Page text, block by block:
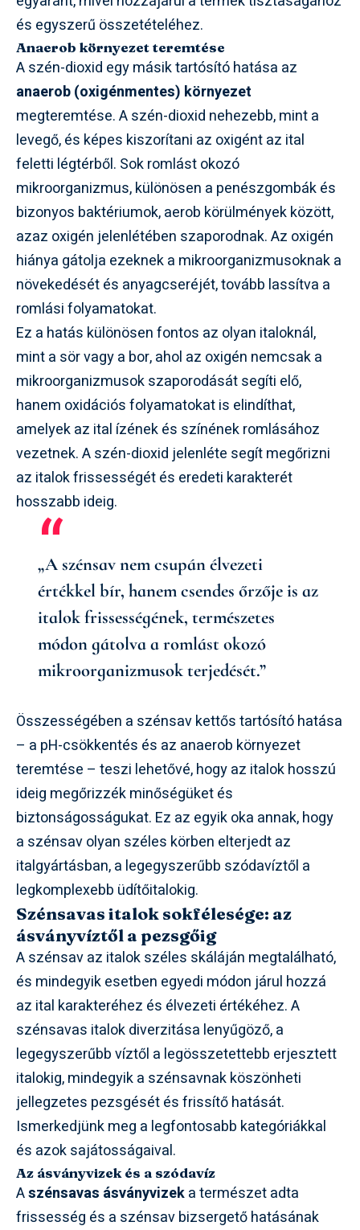
és egyszerű összetételéhez.
Anaerob környezet teremtése
A szén-dioxid egy másik tartósító hatása az
anaerob (oxigénmentes) környezet
megteremtése. A szén-dioxid nehezebb, mint a
levegő, és képes kiszorítani az oxigént az ital
feletti légtérből. Sok romlást okozó
mikroorganizmus, különösen a penészgombák és
bizonyos baktériumok, aerob körülmények között,
azaz oxigén jelenlétében szaporodnak. Az oxigén
hiánya gátolja ezeknek a mikroorganizmusoknak a
növekedését és anyagcseréjét, tovább lassítva a
romlási folyamatokat.
Ez a hatás különösen fontos az olyan italoknál,
mint a sör vagy a bor, ahol az oxigén nemcsak a
mikroorganizmusok szaporodását segíti elő,
hanem oxidációs folyamatokat is elindíthat,
amelyek az ital ízének és színének romlásához
vezetnek. A szén-dioxid jelenléte segít megőrizni
az italok frissességét és eredeti karakterét
hosszabb ideig.
„A szénsav nem csupán élvezeti
értékkel bír, hanem csendes őrzője is az
italok frissességének, természetes
módon gátolva a romlást okozó
mikroorganizmusok terjedését.”
Összességében a szénsav kettős tartósító hatása
– a pH-csökkentés és az anaerob környezet
teremtése – teszi lehetővé, hogy az italok hosszú
ideig megőrizzék minőségüket és
biztonságosságukat. Ez az egyik oka annak, hogy
a szénsav olyan széles körben elterjedt az
italgyártásban, a legegyszerűbb szódavíztől a
legkomplexebb üdítőitalokig.
Szénsavas italok sokfélesége: az
ásványvíztől a pezsgőig
A szénsav az italok széles skáláján megtalálható,
és mindegyik esetben egyedi módon járul hozzá
az ital karakteréhez és élvezeti értékéhez. A
szénsavas italok diverzitása lenyűgöző, a
legegyszerűbb víztől a legösszetettebb erjesztett
italokig, mindegyik a szénsavnak köszönheti
jellegzetes pezsgését és frissítő hatását.
Ismerkedjünk meg a legfontosabb kategóriákkal
és azok sajátosságaival.
Az ásványvizek és a szódavíz
Aszénsavas ásványvizeka természet adta
frissesség és a szénsav bizsergető hatásának